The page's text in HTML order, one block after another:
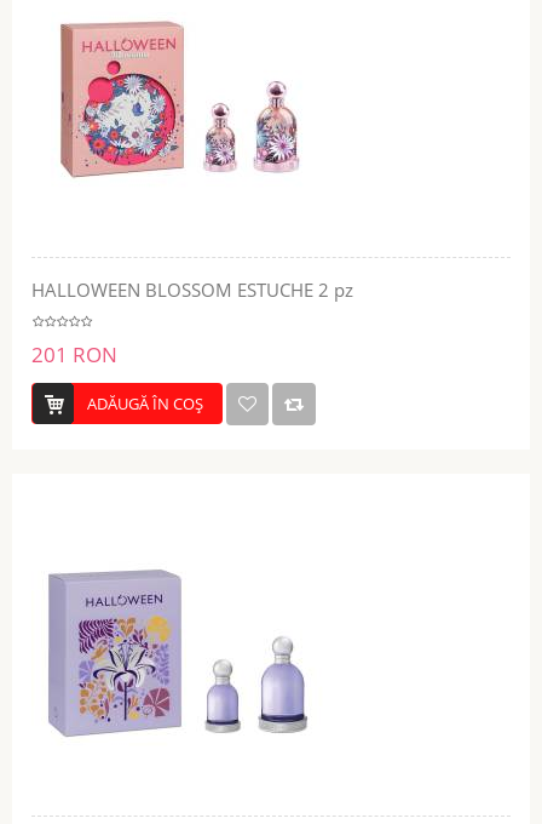
HALLOWEEN BLOSSOM ESTUCHE 2 pz
201 RON
ADĂUGĂ ÎN COŞ